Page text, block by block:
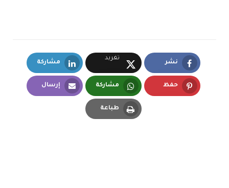
نشر
Facebook
تغريد
X.com
مشاركة
LinkedIn
حفظ مشاركة
Whatsapp
إرسال
طباعة